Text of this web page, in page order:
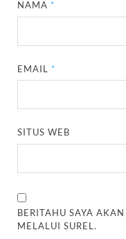
NAMA *
EMAIL *
SITUS WEB
BERITAHU SAYA
MELALUI SUREL.